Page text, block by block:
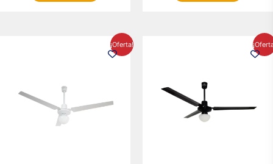
¡Oferta!
precio
actual
precio
actual